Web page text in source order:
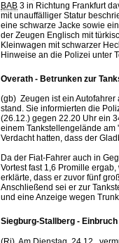
BAB 3 in Richtung Frankfurt
mit unauffälliger Statur
eine schwarze Jacke sowie
der Zeugen Englisch mit
Kleinwagen mit schwarzer
Hinweise an die Polizei unter
Overath - Betrunken zur
(gb) Zeugen ist ein Autofahrer
stand. Sie informierten die
(26.12.) gegen 22.20 Uhr ein
einem Tankstellengelände am
Verdacht hatten, dass der
Da der Fiat-Fahrer auch in
Vortest fast 1,6 Promille
erklärte, dass er zuvor fünf
Anschließend sei er zur
und eine Anzeige wegen
Siegburg-Stallberg -